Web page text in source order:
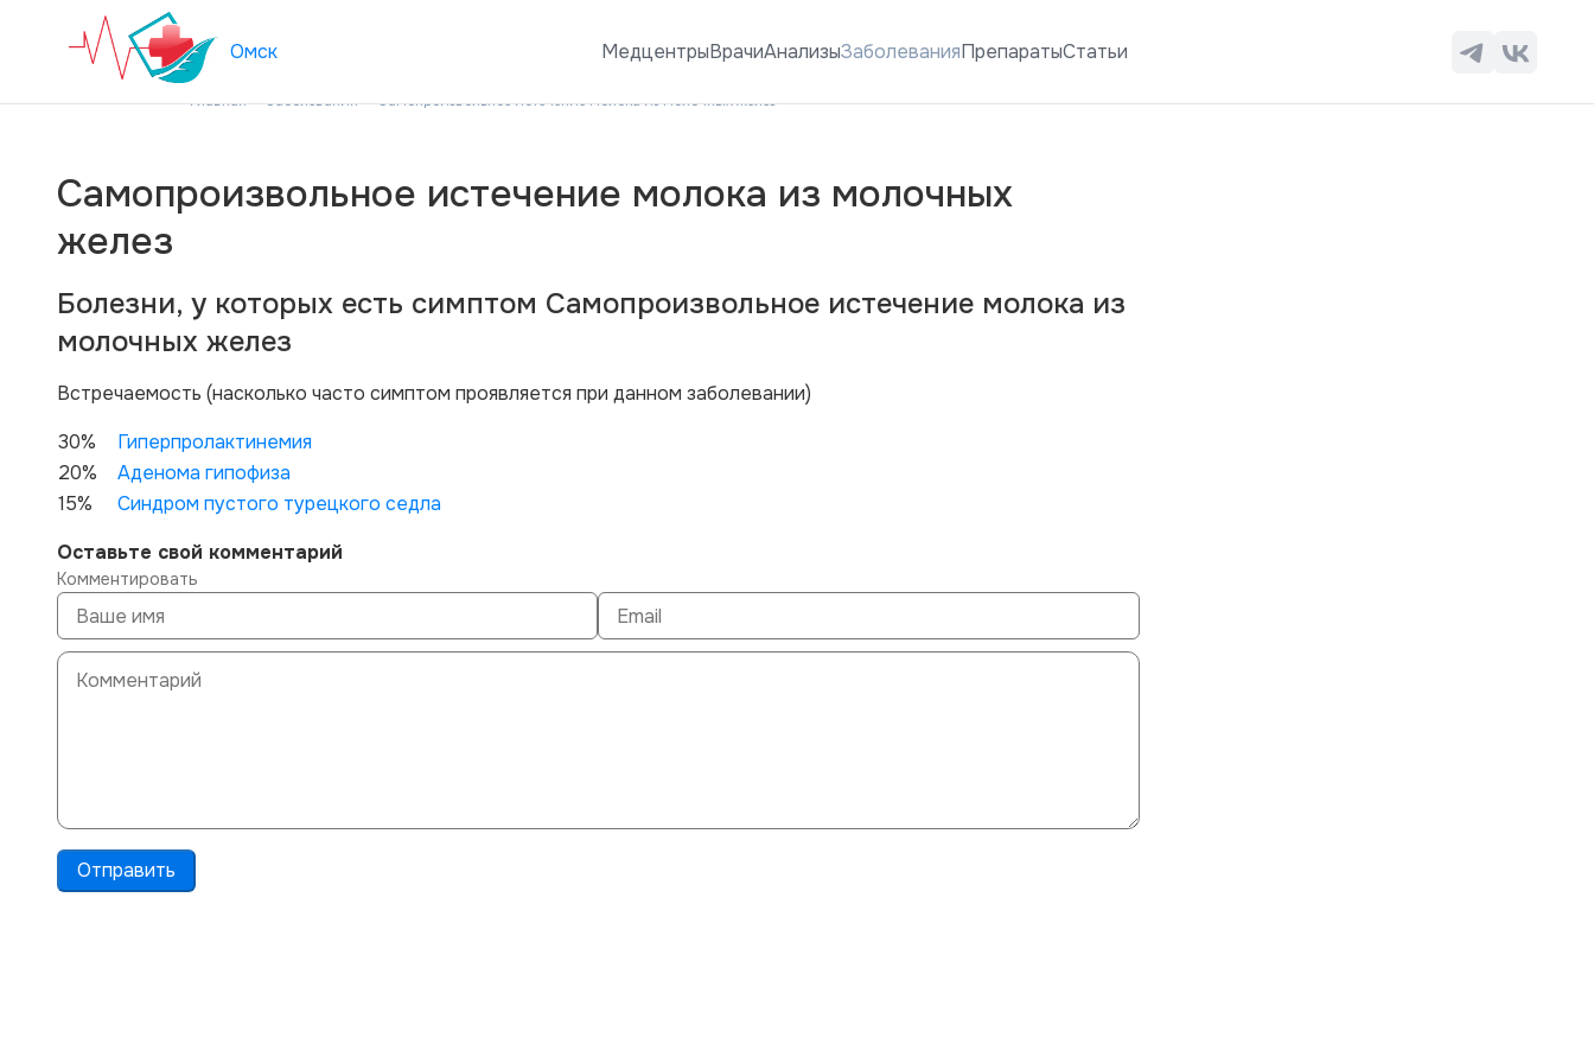
Омск МедцентрыВрачиАнализыЗаболеванияПрепаратыСтатьи
Главная Заболевания Самопроизвольное истечение молока из молочных желез
Самопроизвольное истечение молока из молочных
желез
Болезни, у которых есть симптом Самопроизвольное истечение молока из
молочных желез
Вcтречаемость (насколько часто симптом проявляется при данном заболевании)
30%
Гиперпролактинемия
20%
Аденома гипофиза
15%
Синдром пустого турецкого седла
Оставьте свой комментарий
Комментировать
Отправить